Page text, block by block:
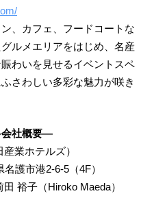
、カフェ、フードコートな
ルメエリアをはじめ、名産
わいを見せるイベントスペ
さわしい多彩な魅力が咲き
社概要―
業ホテルズ）
護市港2-6-5（4F）
裕子（Hiroko Maeda）